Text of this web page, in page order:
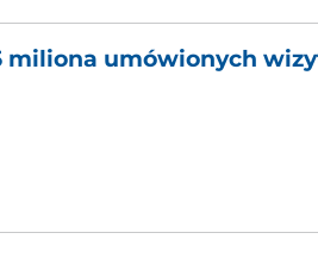
miliona umówionych